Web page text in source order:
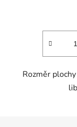
Rozměr